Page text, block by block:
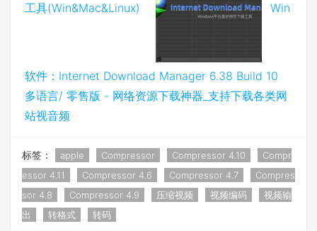
工具(Win&Mac&Linux) Win
软件：Internet Download Manager 6.38 Build 10
多语言/ 零售版 - 网络资源下载神器_支持下载各类网
站视音频
标签： apple Compressor Compressor 4.10
Compr
essor 4.11
Compressor 4.6 Compressor 4.7
Compres
sor 4.8
Compressor 4.9 压缩视频 视频编码
视频输
出
转格式 转码